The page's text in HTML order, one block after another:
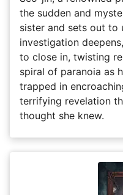
the sudden and
sister and sets out to
investigation
to close in, twisting
spiral of paranoia as
trapped in
terrifying revelation
thought she knew.